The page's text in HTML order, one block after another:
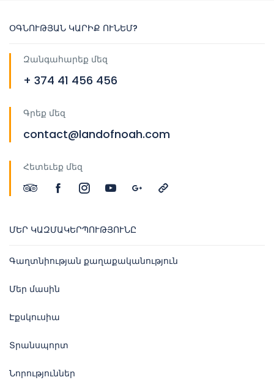
ՕԳՆՈՒԹՅԱՆ ԿԱՐԻՔ ՈՒՆԵՄ?
Զանգահարեք մեզ
+ 374 41 456 456
Գրեք մեզ
contact@landofnoah.com
Հետեւեք մեզ
ՄԵՐ ԿԱԶՄԱԿԵՐՊՈՒԹՅՈՒՆԸ
Գաղտնիության քաղաքականություն
Մեր մասին
Էքսկուսիա
Տրանսպորտ
Նորություններ